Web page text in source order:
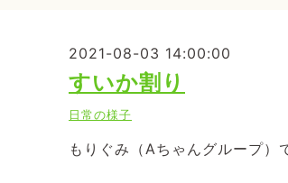
2021-08-03 14:00:00
すいか割り
日常の様子
もりぐみ（Aちゃんグループ）